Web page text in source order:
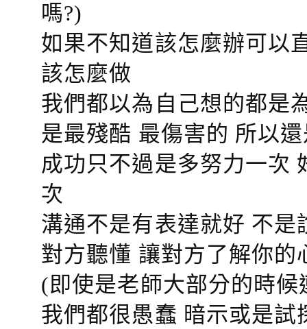
嗎?)
如果不知道該怎麼辦可以
該怎麼做
我們都以為自己想的都是
是最殘酷 最傷害的 所以
成功只不過是多努力一次
次
溝通不是有表達就好 不
對方聽懂 讓對方了解你
(即使是老師大部分的時候
我們都很愚蠢 暗示或是